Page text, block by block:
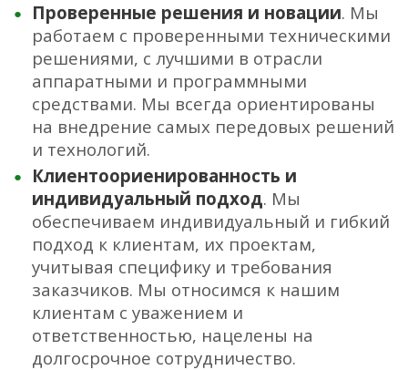
Проверенные решения и новации. Мы
работаем с проверенными техническими
решениями, с лучшими в отрасли
аппаратными и программными
средствами. Мы всегда ориентированы
на внедрение самых передовых решений
и технологий.
Клиентоориенированность и
индивидуальный подход. Мы
обеспечиваем индивидуальный и гибкий
подход к клиентам, их проектам,
учитывая специфику и требования
заказчиков. Мы относимся к нашим
клиентам с уважением и
ответственностью, нацелены на
долгосрочное сотрудничество.